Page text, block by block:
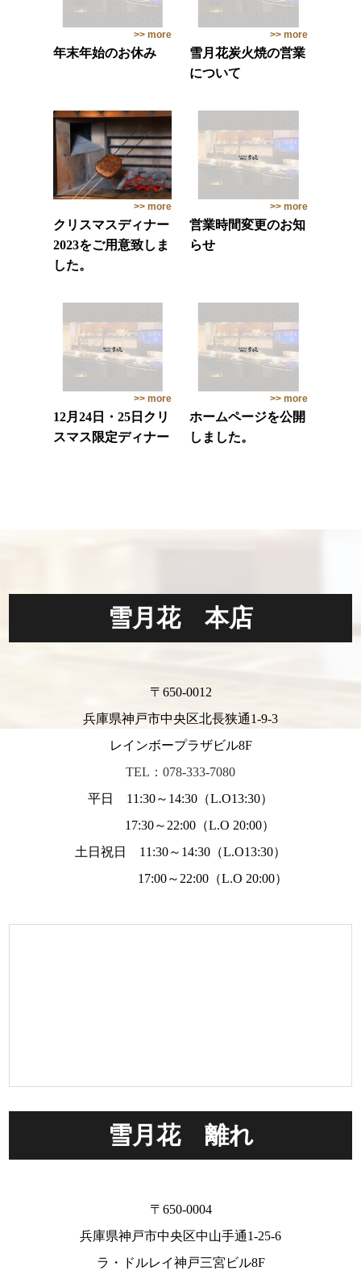
>> more
年末年始のお休み
>> more
雪月花炭火焼の営業
について
>> more
クリスマスディナー
2023をご用意致しま
した。
>> more
営業時間変更のお知
らせ
>> more
12月24日・25日クリ
スマス限定ディナー
>> more
ホームページを公開
しました。
雪月花 本店
〒650-0012
兵庫県神戸市中央区北長狭通1-9-3
レインボープラザビル8F
TEL：078-333-7080
平日 11:30～14:30（L.O13:30）
17:30～22:00（L.O 20:00）
土日祝日 11:30～14:30（L.O13:30）
17:00～22:00（L.O 20:00）
雪月花 離れ
〒650-0004
兵庫県神戸市中央区中山手通1-25-6
ラ・ドルレイ神戸三宮ビル8F